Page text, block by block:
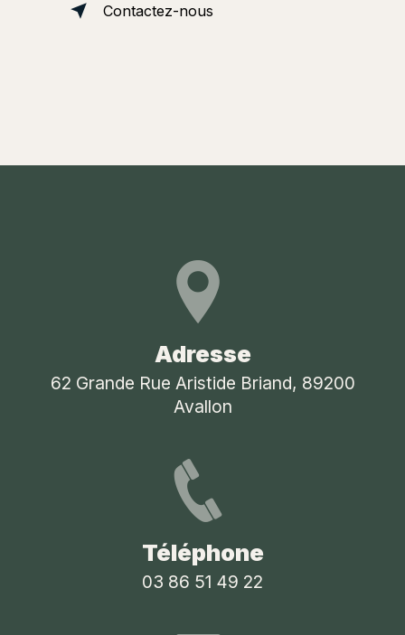
Contactez-nous
Adresse
62 Grande Rue Aristide Briand, 89200
Avallon
Téléphone
03 86 51 49 22